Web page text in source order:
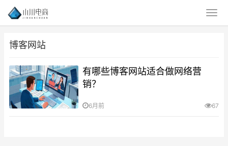
博客网站
有哪些博客网站适合做网络营
销？
6月前 67